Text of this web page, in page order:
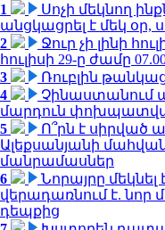
1
Սոչի մեկնող
անցկացրել է մեկ օր,
2
Ջուր չի լինի
հուլիսի 29-ը ժամը
3
Ռուբլին
4
Չինաստանում
մարդուն
5
Ո՞րն է սիրված
Ալեքսանյանի
մանրամասներ
6
Նորայրը
վերադառնում է. նոր
դեպքից